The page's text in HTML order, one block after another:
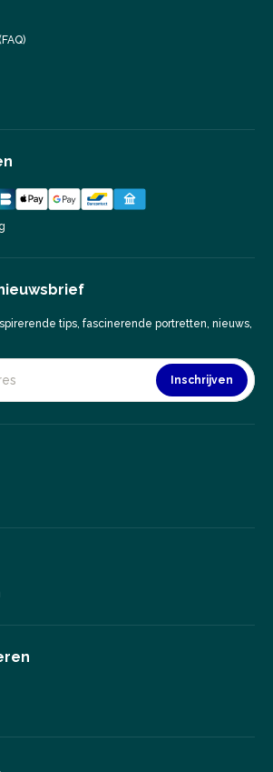
tips, fascinerende portretten, nieuws,
Inschrijven